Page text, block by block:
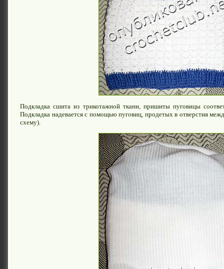
Подкладка сшита из трикотажной ткани, пришиты пуговицы
Подкладка надевается с помощью пуговиц, продетых в отверстия
схему).